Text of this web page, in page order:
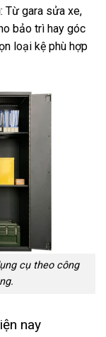
Từ gara sửa xe,
bảo trì hay góc
loại kệ phù hợp
cụ theo công
nay